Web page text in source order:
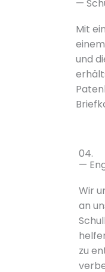
—
Mit
und
04.
—
Wir
an
zu